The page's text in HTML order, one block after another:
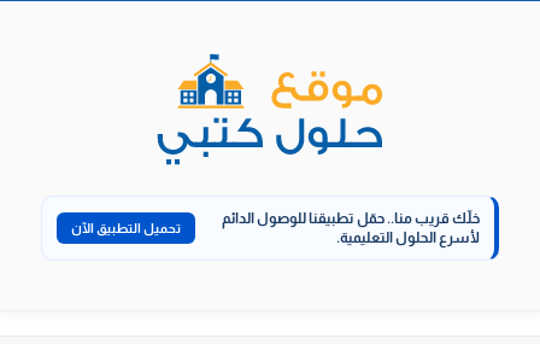
خلّك قريب منا.. حمّل تطبيقنا للوصول الدائم
لأسرع الحلول التعليمية.
تحميل التطبيق الآن